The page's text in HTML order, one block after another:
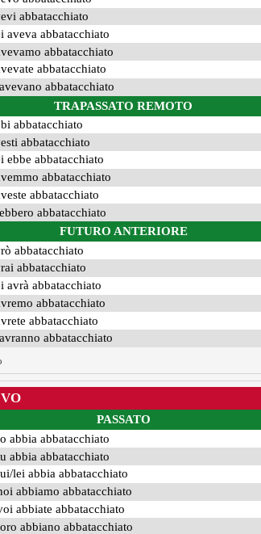
abbatacchiato
aveva abbatacchiato
abbatacchiato
abbatacchiato
abbatacchiato
TRAPASSATO REMOTO
abbatacchiato
abbatacchiato
ebbe abbatacchiato
abbatacchiato
abbatacchiato
abbatacchiato
FUTURO ANTERIORE
abbatacchiato
abbatacchiato
avrà abbatacchiato
abbatacchiato
abbatacchiato
abbatacchiato
PASSATO
abbia abbatacchiato
abbia abbatacchiato
lei abbia abbatacchiato
abbiamo abbatacchiato
abbiate abbatacchiato
abbiano abbatacchiato